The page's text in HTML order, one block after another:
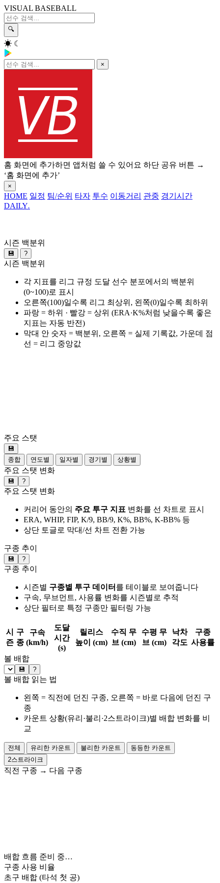
VISUAL BASEBALL
🔍
☀ ☾
×
홈 화면에 추가하면 앱처럼 쓸 수 있어요 하단 공유 버튼 →
‘홈 화면에 추가’
×
HOME 일정 팀/순위 타자 투수 이동거리 관중 경기시간
DAILY.
시즌 백분위
💾 ?
시즌 백분위
각 지표를 리그 규정 도달 선수 분포에서의 백분위
(0~100)로 표시
오른쪽(100)일수록 리그 최상위, 왼쪽(0)일수록 최하위
파랑 = 하위 · 빨강 = 상위 (ERA·K%처럼 낮을수록 좋은
지표는 자동 반전)
막대 안 숫자 = 백분위, 오른쪽 = 실제 기록값, 가운데 점
선 = 리그 중앙값
주요 스탯
💾
종합
연도별 일자별 경기별 상황별
주요 스탯 변화
💾 ?
주요 스탯 변화
커리어 동안의 주요 투구 지표 변화를 선 차트로 표시
ERA, WHIP, FIP, K/9, BB/9, K%, BB%, K-BB% 등
상단 토글로 막대/선 차트 전환 가능
구종 추이
💾 ?
구종 추이
시즌별 구종별 투구 데이터 를 테이블로 보여줍니다
구속, 무브먼트, 사용률 변화를 시즌별로 추적
상단 필터로 특정 구종만 필터링 가능
시
즌
구
종
구속
(km/h)
도달
시간
(s)
릴리스
높이 (cm)
수직 무
브 (cm)
수평 무
브 (cm)
낙차
각도
구종
사용률
볼 배합
💾 ?
볼 배합 읽는 법
왼쪽 = 직전에 던진 구종, 오른쪽 = 바로 다음에 던진 구
종
카운트 상황(유리·불리·2스트라이크)별 배합 변화를 비
교
전체 유리한 카운트 불리한 카운트
동등한 카운트
2스트라이크
직전 구종 → 다음 구종
배합 흐름 준비 중…
구종 사용 비율
초구 배합 (타석 첫 공)